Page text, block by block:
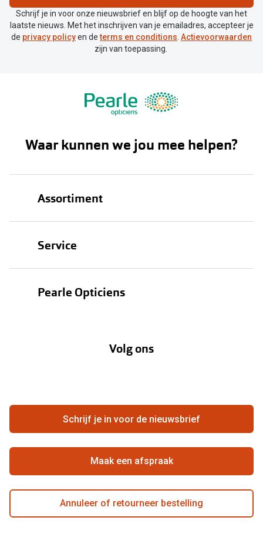
Schrijf je in voor onze nieuwsbrief en blijf op de hoogte van het
laatste nieuws. Met het inschrijven van je emailadres, accepteer je
de privacy policyen determs en conditions. Actievoorwaarden
zijn van toepassing.
Waar kunnen we jou mee helpen?
Assortiment
Service
Hier de overeenkomst ontbinden
Pearle Opticiens
Beste winkelketen
Volg ons
Schrijf je in voor de nieuwsbrief
Maak een afspraak
Annuleer of retourneer bestelling